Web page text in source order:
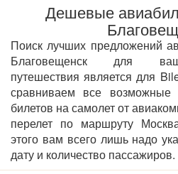
Дешевые
Поиск лучших предложений
Благовещенск для
путешествия является для
сравниваем все
билетов на самолет от
перелет по маршруту
этого вам всего лишь надо
дату и количество пассажиров.